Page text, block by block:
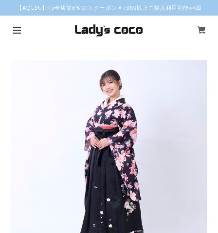
【AQL9U】👈全店舗8％OFFクーポン￥7980以上ご購入利用可能<<💌